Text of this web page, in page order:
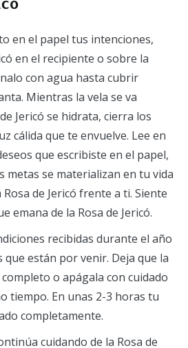
en el papel tus intenciones,
en el recipiente o sobre la
con agua hasta cubrir
Mientras la vela se va
Jericó se hidrata, cierra los
cálida que te envuelve. Lee en
que escribiste en el papel,
metas se materializan en tu vida
de Jericó frente a ti. Siente
emana de la Rosa de Jericó.
recibidas durante el año
están por venir. Deja que la
o apágala con cuidado
tiempo. En unas 2-3 horas tu
completamente.
cuidando de la Rosa de